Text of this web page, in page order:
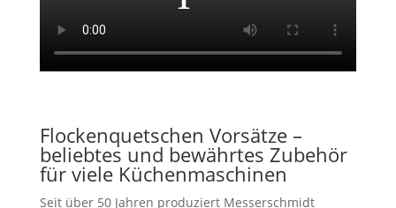
Flockenquetschen Vorsätze –
beliebtes und bewährtes Zubehör
für viele Küchenmaschinen
Seit über 50 Jahren produziert Messerschmidt